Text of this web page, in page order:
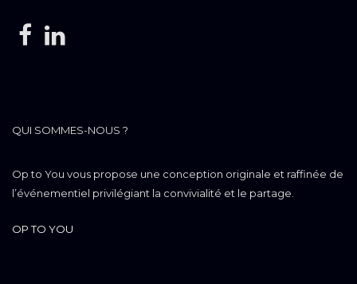
QUI SOMMES-NOUS ?
Op to You vous propose une conception originale et raffinée de
l’événementiel privilégiant la convivialité et le partage.
OP TO YOU